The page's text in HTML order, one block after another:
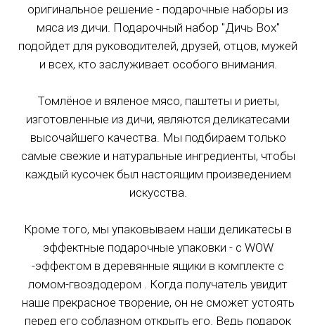
Зона № 1 (Зелёная)
Зона № 1 (Зелёная) - в пределах МКАД
Доставка: 510 руб
Москва и область
оригинальное решение - подарочные наборы из
мяса из дичи. Подарочный набор "Дичь Box"
подойдет для руководителей, друзей, отцов, мужей
и всех, кто заслуживает особого внимания.
Томлёное и вяленое мясо, паштеты и риеты,
изготовленные из дичи, являются деликатесами
высочайшего качества. Мы подбираем только
самые свежие и натуральные ингредиенты, чтобы
каждый кусочек был настоящим произведением
искусства.
Кроме того, мы упаковываем наши деликатесы в
эффектные подарочные упаковки - с WOW
-эффектом в деревянные ящики в комплекте с
ломом-гвоздодером . Когда получатель увидит
наше прекрасное творение, он не сможет устоять
перед его соблазном открыть его. Ведь подарок